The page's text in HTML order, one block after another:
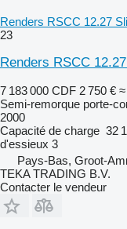
Renders RSCC 12.27
23
Renders RSCC
7 183 000 CDF 2 750 €
Semi-remorque porte-
2000
Capacité de charge 32
d'essieux 3
Pays-Bas, Groot-
TEKA TRADING B.V.
Contacter le vendeur